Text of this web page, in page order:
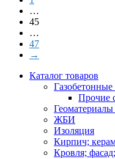
…
45
…
47
→
Каталог товаров
Газобетонные
Прочие
ЖБИ
Изоляция
Кирпич;
Кровля;